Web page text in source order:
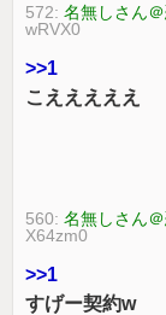
572:名無しさん
wRVX0
>>1
こえええええ
560:名無しさん
X64zm0
>>1
すげー契約w